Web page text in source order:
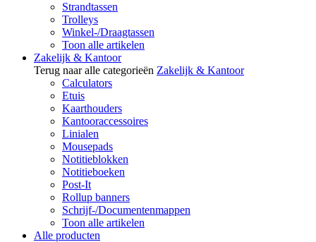
Strandtassen
Trolleys
Winkel-/Draagtassen
Toon alle artikelen
Zakelijk & Kantoor
Terug naar alle categorieën Zakelijk & Kantoor
Calculators
Etuis
Kaarthouders
Kantooraccessoires
Linialen
Mousepads
Notitieblokken
Notitieboeken
Post-It
Rollup banners
Schrijf-/Documentenmappen
Toon alle artikelen
Alle producten